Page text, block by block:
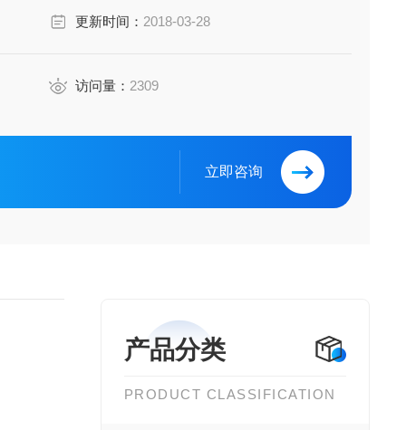
更新时间： 2018-03-28
访问量： 2309
立即咨询
产品分类
PRODUCT CLASSIFICATION